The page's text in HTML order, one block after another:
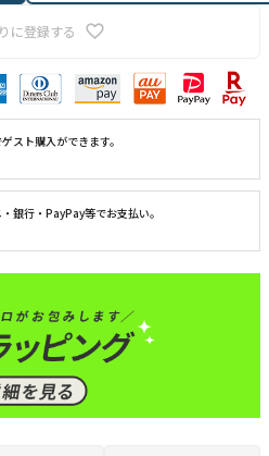
に登録する
スト購入ができます。
銀行・PayPay等でお支払い。